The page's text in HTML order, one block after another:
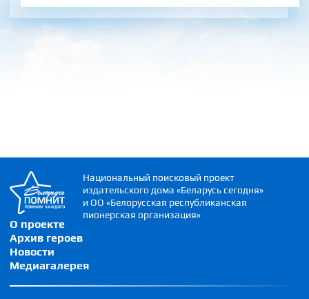
О проекте
Архив героев
Новости
Медиагалерея
Национальный поисковый проект
издательского дома «Беларусь сегодня»
и ОО «Белорусская республиканская
пионерская организация»